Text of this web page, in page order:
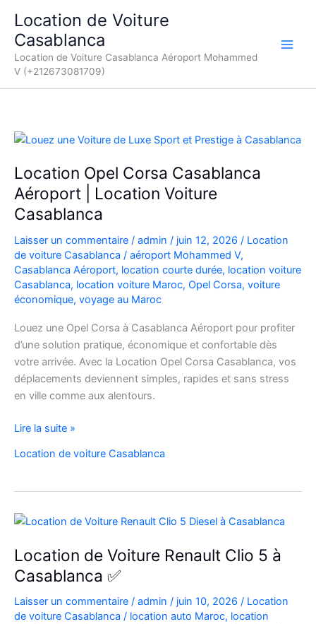
contenu
Location de Voiture
Casablanca
Location de Voiture Casablanca Aéroport Mohammed
V (+212673081709)
Location Opel Corsa Casablanca
Aéroport | Location Voiture
Casablanca
Laisser un commentaire / admin / juin 12, 2026 / Location
de voiture Casablanca / aéroport Mohammed V,
Casablanca Aéroport, location courte durée, location voiture
Casablanca, location voiture Maroc, Opel Corsa, voiture
économique, voyage au Maroc
Louez une Opel Corsa à Casablanca Aéroport pour profiter
d’une solution pratique, économique et confortable dès
votre arrivée. Avec la Location Opel Corsa Casablanca, vos
déplacements deviennent simples, rapides et sans stress
en ville comme aux alentours.
Location
Corsa
Aéroport
|
Location
Voiture
Casablanca
Lire la suite »
Location de voiture Casablanca
Location de Voiture Renault Clio 5 à
Casablanca ✅
Laisser un commentaire / admin / juin 10, 2026 / Location
de voiture Casablanca / location auto Maroc, location